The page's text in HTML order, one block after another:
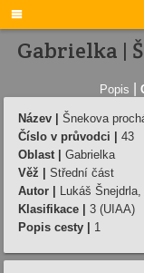

Gabrielka |
Popis
Název |
Šnekova
Číslo v průvodci |
43
Oblast |
Gabrielka
Věž |
Střední část
Autor |
Lukáš
Klasifikace |
3 (UIAA)
Popis cesty |
1